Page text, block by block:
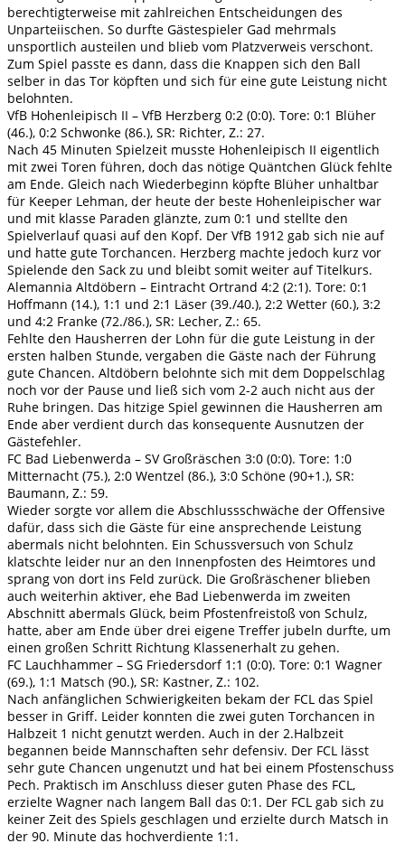
berechtigterweise mit zahlreichen Entscheidungen des
Unparteiischen. So durfte Gästespieler Gad mehrmals
unsportlich austeilen und blieb vom Platzverweis verschont.
Zum Spiel passte es dann, dass die Knappen sich den Ball
selber in das Tor köpften und sich für eine gute Leistung nicht
belohnten.
VfB Hohenleipisch II – VfB Herzberg 0:2 (0:0). Tore: 0:1 Blüher
(46.), 0:2 Schwonke (86.), SR: Richter, Z.: 27.
Nach 45 Minuten Spielzeit musste Hohenleipisch II eigentlich
mit zwei Toren führen, doch das nötige Quäntchen Glück fehlte
am Ende. Gleich nach Wiederbeginn köpfte Blüher unhaltbar
für Keeper Lehman, der heute der beste Hohenleipischer war
und mit klasse Paraden glänzte, zum 0:1 und stellte den
Spielverlauf quasi auf den Kopf. Der VfB 1912 gab sich nie auf
und hatte gute Torchancen. Herzberg machte jedoch kurz vor
Spielende den Sack zu und bleibt somit weiter auf Titelkurs.
Alemannia Altdöbern – Eintracht Ortrand 4:2 (2:1). Tore: 0:1
Hoffmann (14.), 1:1 und 2:1 Läser (39./40.), 2:2 Wetter (60.), 3:2
und 4:2 Franke (72./86.), SR: Lecher, Z.: 65.
Fehlte den Hausherren der Lohn für die gute Leistung in der
ersten halben Stunde, vergaben die Gäste nach der Führung
gute Chancen. Altdöbern belohnte sich mit dem Doppelschlag
noch vor der Pause und ließ sich vom 2-2 auch nicht aus der
Ruhe bringen. Das hitzige Spiel gewinnen die Hausherren am
Ende aber verdient durch das konsequente Ausnutzen der
Gästefehler.
FC Bad Liebenwerda – SV Großräschen 3:0 (0:0). Tore: 1:0
Mitternacht (75.), 2:0 Wentzel (86.), 3:0 Schöne (90+1.), SR:
Baumann, Z.: 59.
Wieder sorgte vor allem die Abschlussschwäche der Offensive
dafür, dass sich die Gäste für eine ansprechende Leistung
abermals nicht belohnten. Ein Schussversuch von Schulz
klatschte leider nur an den Innenpfosten des Heimtores und
sprang von dort ins Feld zurück. Die Großräschener blieben
auch weiterhin aktiver, ehe Bad Liebenwerda im zweiten
Abschnitt abermals Glück, beim Pfostenfreistoß von Schulz,
hatte, aber am Ende über drei eigene Treffer jubeln durfte, um
einen großen Schritt Richtung Klassenerhalt zu gehen.
FC Lauchhammer – SG Friedersdorf 1:1 (0:0). Tore: 0:1 Wagner
(69.), 1:1 Matsch (90.), SR: Kastner, Z.: 102.
Nach anfänglichen Schwierigkeiten bekam der FCL das Spiel
besser in Griff. Leider konnten die zwei guten Torchancen in
Halbzeit 1 nicht genutzt werden. Auch in der 2.Halbzeit
begannen beide Mannschaften sehr defensiv. Der FCL lässt
sehr gute Chancen ungenutzt und hat bei einem Pfostenschuss
Pech. Praktisch im Anschluss dieser guten Phase des FCL,
erzielte Wagner nach langem Ball das 0:1. Der FCL gab sich zu
keiner Zeit des Spiels geschlagen und erzielte durch Matsch in
der 90. Minute das hochverdiente 1:1.